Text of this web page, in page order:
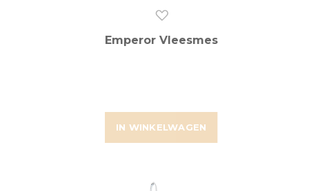
IN WINKELWAGEN
Emperor Vleesmes